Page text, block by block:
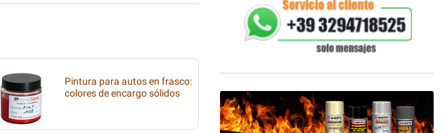
Pintura para autos en frasco:
colores de encargo sólidos